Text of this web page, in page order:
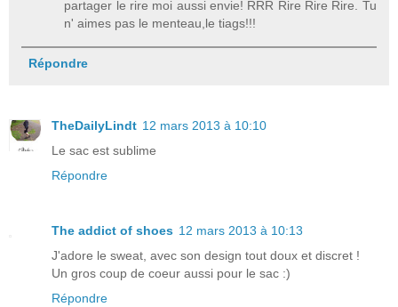
partager le rire moi aussi envie! RRR Rire Rire Rire. Tu
n' aimes pas le menteau,le tiags!!!
Répondre
TheDailyLindt 12 mars 2013 à 10:10
Le sac est sublime
Répondre
The addict of shoes 12 mars 2013 à 10:13
J'adore le sweat, avec son design tout doux et discret !
Un gros coup de coeur aussi pour le sac :)
Répondre